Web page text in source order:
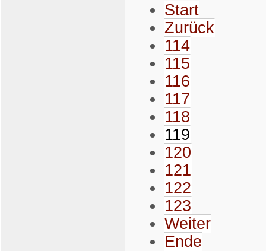
Start
Zurück
114
115
116
117
118
119
120
121
122
123
Weiter
Ende